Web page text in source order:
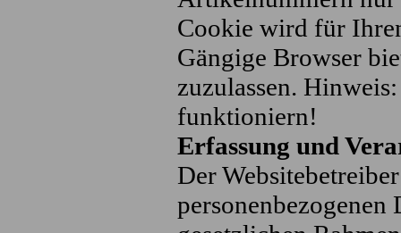
Cookie wird für
Gängige Browser
zuzulassen.
funktioniern!
Erfassung und
Der